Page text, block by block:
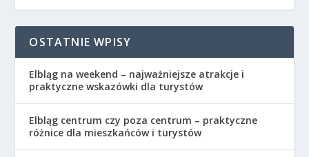
OSTATNIE WPISY
Elbląg na weekend – najważniejsze atrakcje i
praktyczne wskazówki dla turystów
Elbląg centrum czy poza centrum – praktyczne
różnice dla mieszkańców i turystów